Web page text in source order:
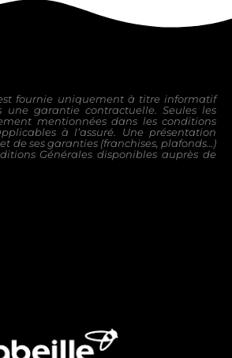
fournie uniquement à titre informatif
garantie contractuelle. Seules les
mentionnées dans les conditions
à l’assuré. Une présentation
de ses garanties (franchises, plafonds…)
Générales disponiblesauprès de